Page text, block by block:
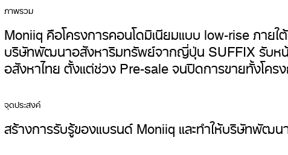
ภาพรวม
Moniiq คือโครงการคอนโดมิเนียมแบบ low-rise ภายใ
บริษัทพัฒนาอสังหาริมทรัพย์จากญี่ปุ่น SUFFIX รับหน้
อสังหาไทย ตั้งแต่ช่วง Pre-sale จนปิดการขายทั้งโคร
จุดประสงค์
สร้างการรับรู้ของแบรนด์ Moniiq และทำให้บริษัทพัฒ